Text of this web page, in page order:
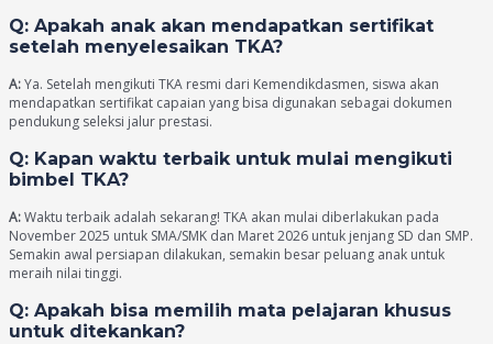
Q: Apakah anak akan mendapatkan sertifikat
setelah menyelesaikan TKA?
A:Ya. Setelah mengikuti TKA resmi dari Kemendikdasmen, siswa akan
mendapatkan sertifikat capaian yang bisa digunakan sebagai dokumen
pendukung seleksi jalur prestasi.
Q: Kapan waktu terbaik untuk mulai mengikuti
bimbel TKA?
A:Waktu terbaik adalah sekarang! TKA akan mulai diberlakukan pada
November 2025 untuk SMA/SMK dan Maret 2026 untuk jenjang SD dan SMP.
Semakin awal persiapan dilakukan, semakin besar peluang anak untuk
meraih nilai tinggi.
Q: Apakah bisa memilih mata pelajaran khusus
untuk ditekankan?